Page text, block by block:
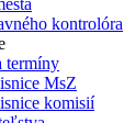
kontrolóra
termíny
MsZ
komisií